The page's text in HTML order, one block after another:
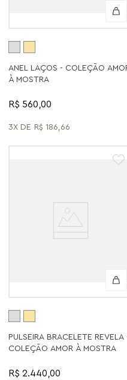
ANEL LAÇOS - COLEÇÃO
À MOSTRA
R$ 560,00
3 R$ 186,66
PULSEIRA BRACELETE REVELA
COLEÇÃO AMOR À MOSTRA
R$ 2.440,00